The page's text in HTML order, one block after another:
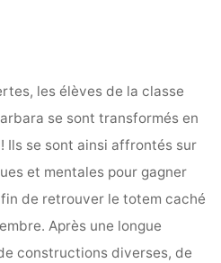
les élèves de la classe
se sont transformés en
Ils se sont ainsi affrontés sur
et mentales pour gagner
de retrouver le totem caché
Après une longue
constructions diverses, de